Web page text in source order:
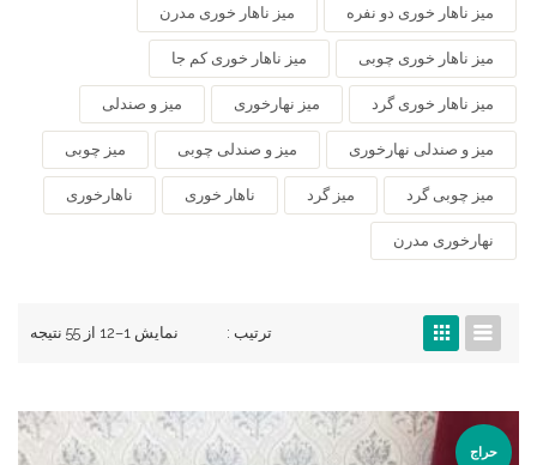
میز ناهار خوری دو نفره میز ناهار خوری مدرن
میز ناهار خوری چوبی میز ناهار خوری کم جا
میز ناهار خوری گرد میز نهارخوری میز و صندلی
میز و صندلی نهارخوری میز و صندلی چوبی میز چوبی
میز چوبی گرد میز گرد ناهار خوری ناهارخوری
نهارخوری مدرن
نمایش 1–12 از 55 نتیجه ترتیب :
حراج